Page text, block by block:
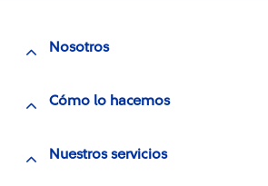
Nosotros
Cómo lo hacemos
Nuestros servicios